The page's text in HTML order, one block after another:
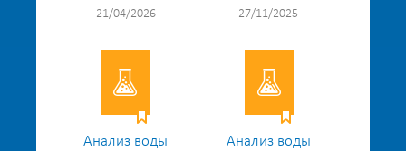
21/04/2026
27/11/2025
Анализ воды Анализ воды